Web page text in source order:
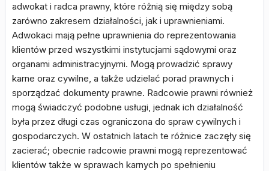
adwokat i radca prawny, które różnią się między sobą
zarówno zakresem działalności, jak i uprawnieniami.
Adwokaci mają pełne uprawnienia do reprezentowania
klientów przed wszystkimi instytucjami sądowymi oraz
organami administracyjnymi. Mogą prowadzić sprawy
karne oraz cywilne, a także udzielać porad prawnych i
sporządzać dokumenty prawne. Radcowie prawni również
mogą świadczyć podobne usługi, jednak ich działalność
była przez długi czas ograniczona do spraw cywilnych i
gospodarczych. W ostatnich latach te różnice zaczęły się
zacierać; obecnie radcowie prawni mogą reprezentować
klientów także w sprawach karnych po spełnieniu